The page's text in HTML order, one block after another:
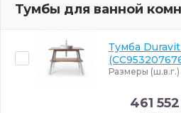
Тумбы для ванной
Тумба
Размеры (ш.в.г.)
461 552